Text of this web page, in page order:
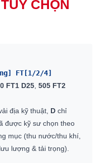
CHỌN
FT[1/2/4]
FT1 D25 505 FT2
địa kỹ thuật, D chỉ
được kỹ sư chọn theo
mục (thu nước/thu khí,
lượng & tải trọng).